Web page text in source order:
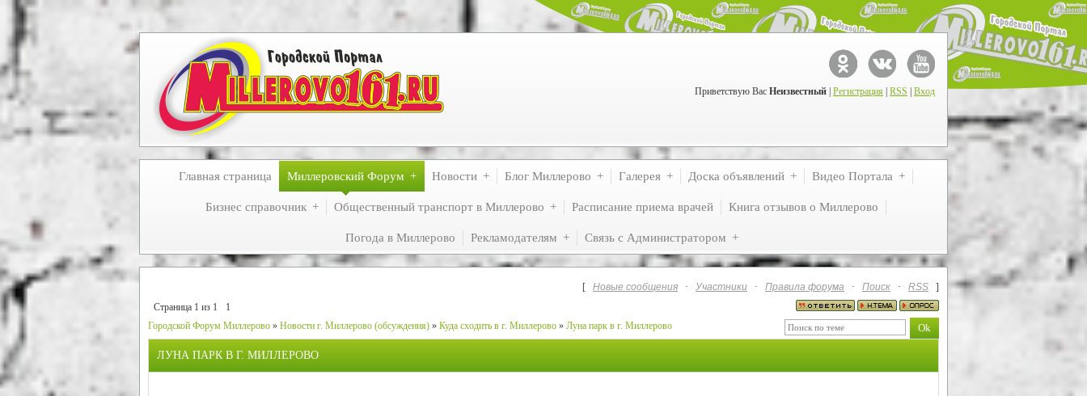
Приветствую Вас Неизвестный Регистрация RSS Вход
Главная страница Миллеровский Форум Новости Блог Миллерово Галерея Доска объявлений Видео Портала
Бизнес справочник Общественный транспорт в Миллерово Расписание приема врачей Книга отзывов о Миллерово
Погода в Миллерово Рекламодателям Связь с Администратором
[ Новые сообщения · Участники · Правила форума · Поиск · RSS
]
Страница 1 из 1
1
Городской Форум Миллерово » Новости г. Миллерово (обсуждения) » Куда сходить в г. Миллерово » Луна парк в г. Миллерово
ЛУНА ПАРК В Г. МИЛЛЕРОВО